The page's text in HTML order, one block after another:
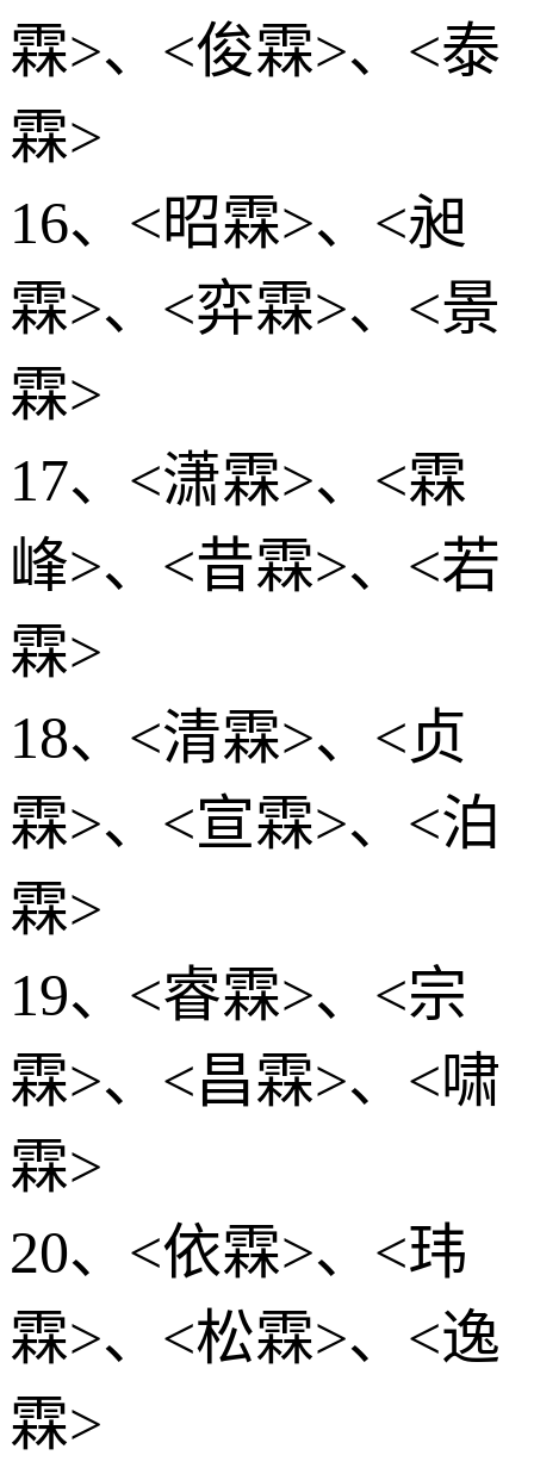
霖>、<俊霖>、<泰
霖>
16、<昭霖>、<昶
霖>、<弈霖>、<景
霖>
17、<潇霖>、<霖
峰>、<昔霖>、<若
霖>
18、<清霖>、<贞
霖>、<宣霖>、<泊
霖>
19、<睿霖>、<宗
霖>、<昌霖>、<啸
霖>
20、<依霖>、<玮
霖>、<松霖>、<逸
霖>